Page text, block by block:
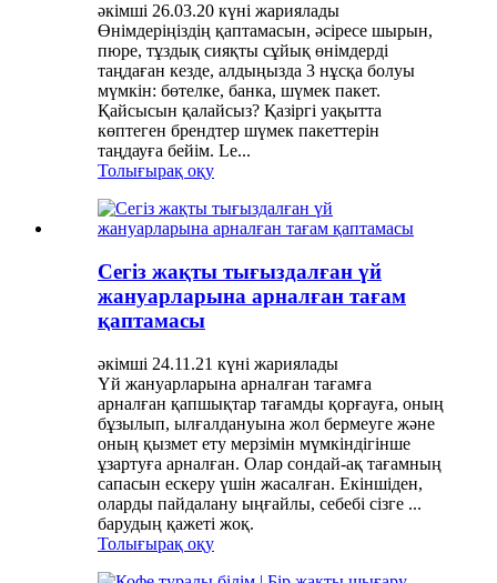
әкімші 26.03.20 күні жариялады
Өнімдеріңіздің қаптамасын, әсіресе шырын,
пюре, тұздық сияқты сұйық өнімдерді
таңдаған кезде, алдыңызда 3 нұсқа болуы
мүмкін: бөтелке, банка, шүмек пакет.
Қайсысын қалайсыз? Қазіргі уақытта
көптеген брендтер шүмек пакеттерін
таңдауға бейім. Le...
Толығырақ оқу
Сегіз жақты тығыздалған үй
жануарларына арналған тағам
қаптамасы
әкімші 24.11.21 күні жариялады
Үй жануарларына арналған тағамға
арналған қапшықтар тағамды қорғауға, оның
бұзылып, ылғалдануына жол бермеуге және
оның қызмет ету мерзімін мүмкіндігінше
ұзартуға арналған. Олар сондай-ақ тағамның
сапасын ескеру үшін жасалған. Екіншіден,
оларды пайдалану ыңғайлы, себебі сізге ...
барудың қажеті жоқ.
Толығырақ оқу